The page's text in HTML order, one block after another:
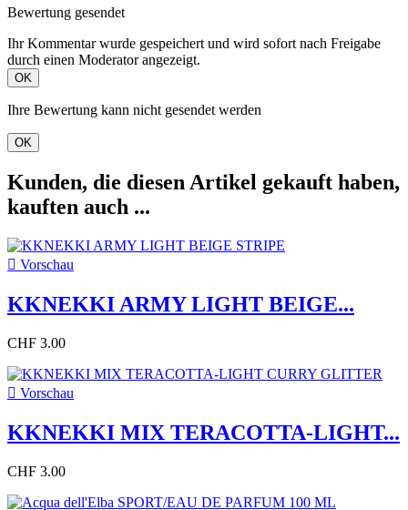
Bewertung gesendet
Ihr Kommentar wurde gespeichert und wird sofort nach Freigabe
durch einen Moderator angezeigt.
OK
Ihre Bewertung kann nicht gesendet werden
OK
Kunden, die diesen Artikel gekauft haben,
kauften auch ...
 Vorschau
KKNEKKI ARMY LIGHT BEIGE...
CHF 3.00
 Vorschau
KKNEKKI MIX TERACOTTA-LIGHT...
CHF 3.00